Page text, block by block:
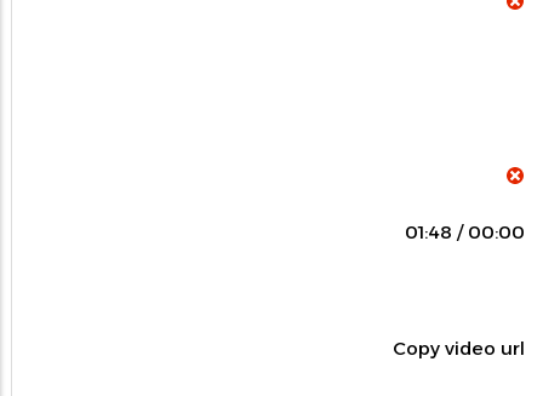
00:00 / 01:48
Copy video url